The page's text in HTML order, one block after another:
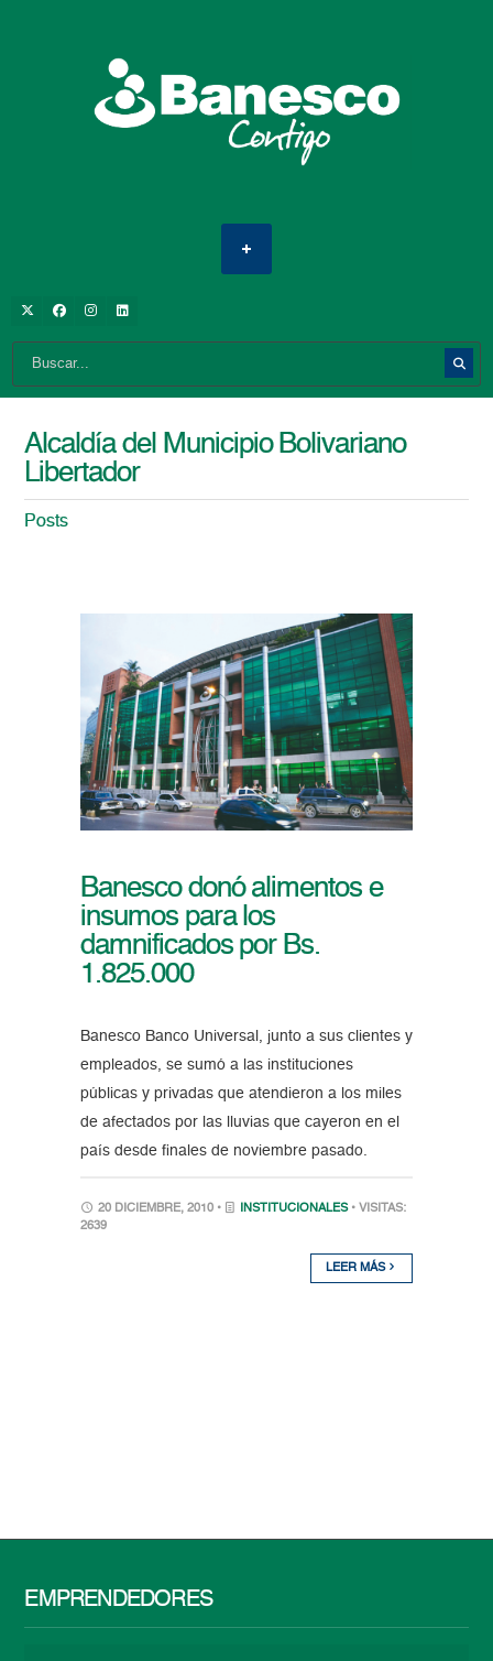
Alcaldía del Municipio Bolivariano
Libertador
Posts
Banesco donó alimentos e
insumos para los
damnificados por Bs.
1.825.000
Banesco Banco Universal, junto a sus clientes y
empleados, se sumó a las instituciones
públicas y privadas que atendieron a los miles
de afectados por las lluvias que cayeron en el
país desde finales de noviembre pasado.
20 DICIEMBRE, 2010 • INSTITUCIONALES • VISITAS:
2639
LEER MÁS
EMPRENDEDORES